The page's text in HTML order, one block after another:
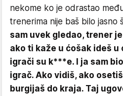
nekome ko je odrastao
trenerima nije baš bilo jasno
sam uvek gledao, trener
ako ti kaže u ćošak ideš u
igrači su k***e. I ja sam
igrač. Ako vidiš, ako
burgijaš do kraja. Taj